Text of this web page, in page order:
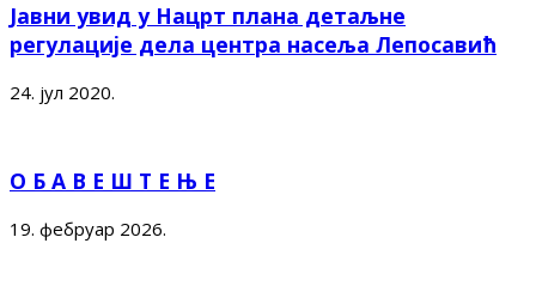
Јавни увид у Нацрт плана детаљне
регулације дела центра насеља Лепосавић
24. јул 2020.
О Б А В Е Ш Т Е Њ Е
19. фебруар 2026.